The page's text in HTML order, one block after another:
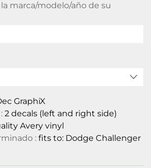
marca/modelo/año de su
GraphiX
2 decals (left and right side)
Avery vinyl
: fits to: Dodge Challenger